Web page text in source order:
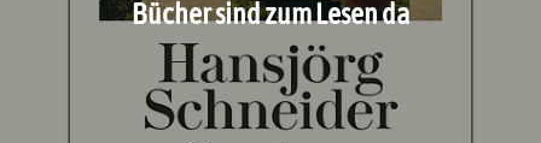
Bücher sind zum Lesen da